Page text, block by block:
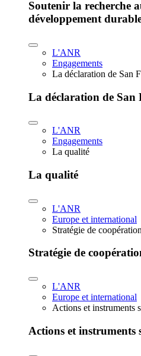
Soutenir la recherche
développement
L'ANR
Engagements
La déclaration de San
La déclaration de San
L'ANR
Engagements
La qualité
La qualité
L'ANR
Europe et international
Stratégie de
Stratégie de
L'ANR
Europe et international
Actions et instruments
Actions et instruments